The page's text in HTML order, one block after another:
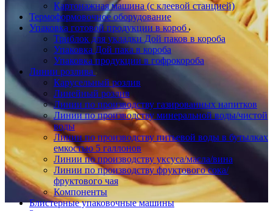
Картонажная машина (с клеевой станцией)
Термоформовочное оборудование
Упаковка готовой продукции в короб
Триблок для укладки Дой паков в короба
Упаковка Дой пака в короба
Упаковка продукции в гофрокороба
Линии розлива
Карусельный розлив
Линейный розлив
Линии по производству газированных напитков
Линии по производству минеральной воды/чистой
воды
Линии по производству питьевой воды в бутылках
емкостью 5 галлонов
Линии по производству уксуса/масла/вина
Линии по производству фруктового сока/
фруктового чая
Компоненты
Блистерные упаковочные машины